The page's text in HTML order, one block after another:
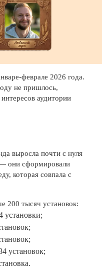
феврале 2026 года.
не пришлось,
аудитории
выросла почти с нуля
они сформировали
которая совпала с
200 тысяч установок:
установок;